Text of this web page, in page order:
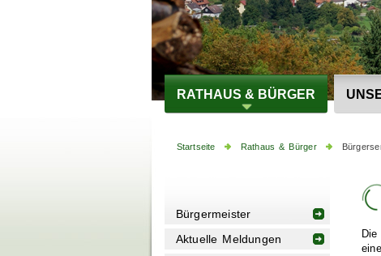
RATHAUS & BÜRGER
Startseite Rathaus & Bürger
Bürgermeister
Aktuelle Meldungen